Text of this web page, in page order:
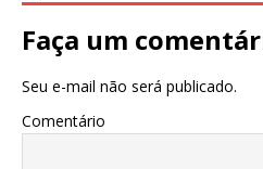
Faça um
Seu e-mail não será publicado.
Comentário